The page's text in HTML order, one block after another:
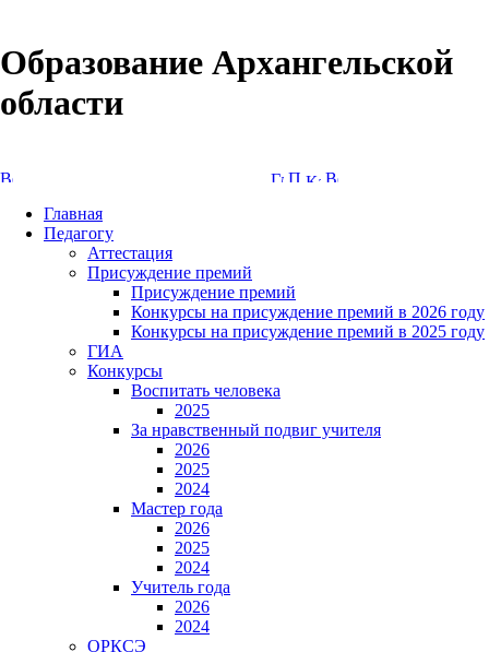
Образование Архангельской
области
Главная
Педагогу
Аттестация
Присуждение премий
Присуждение премий
Конкурсы на присуждение премий в 2026 году
Конкурсы на присуждение премий в 2025 году
ГИА
Конкурсы
Воспитать человека
2025
За нравственный подвиг учителя
2026
2025
2024
Мастер года
2026
2025
2024
Учитель года
2026
2024
ОРКСЭ